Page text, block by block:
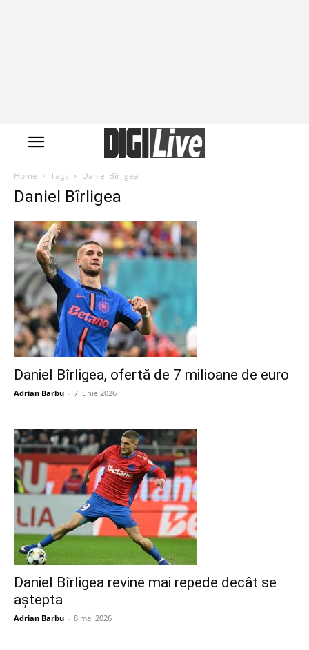
Home Tags Daniel Bîrligea
Daniel Bîrligea
Daniel Bîrligea, ofertă de 7 milioane de euro
Adrian Barbu - 7 iunie 2026
Daniel Bîrligea revine mai repede decât se
aștepta
Adrian Barbu - 8 mai 2026